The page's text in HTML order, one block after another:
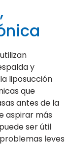
y
liposucción
que
antes de la
aspirar más
puede ser útil
leves